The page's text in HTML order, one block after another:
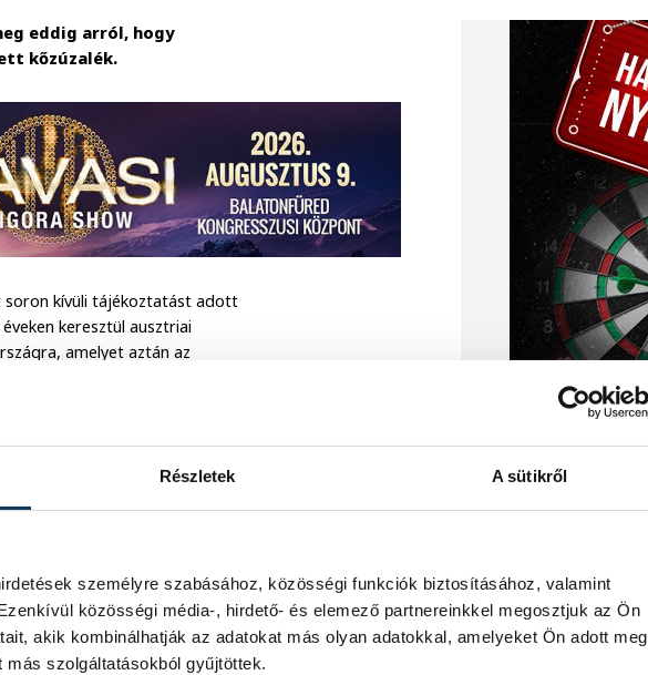
Részletek A sütikről
személyre szabásához, közösségi funkciók biztosításához, valamint
közösségi média-, hirdető- és elemező partnereinkkel megosztjuk az Ön
akik kombinálhatják az adatokat más olyan adatokkal, amelyeket Ön adott meg
szolgáltatásokból gyűjtöttek.
eddig arról, hogy
kőzúzalék.
soron kívüli tájékoztatást adott
keresztül ausztriai
amelyet aztán az
megjelent egy lista is, hogy
a hosszú listában pedig
szennyezett építőanyag,
elmondta, minden olyan
aikkel az elmúlt
háromnegyede